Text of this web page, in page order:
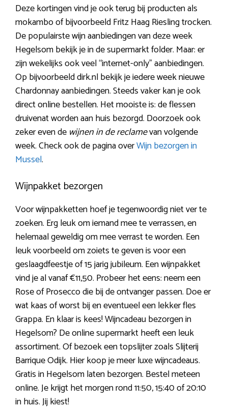
Deze kortingen vind je ook terug bij producten als
mokambo of bijvoorbeeld Fritz Haag Riesling trocken.
De populairste wijn aanbiedingen van deze week
Hegelsom bekijk je in de supermarkt folder. Maar: er
zijn wekelijks ook veel “internet-only” aanbiedingen.
Op bijvoorbeeld dirk.nl bekijk je iedere week nieuwe
Chardonnay aanbiedingen. Steeds vaker kan je ook
direct online bestellen. Het mooiste is: de flessen
druivenat worden aan huis bezorgd. Doorzoek ook
zeker even de wijnen in de reclamevan volgende
week. Check ook de pagina overWijn bezorgen in
Mussel.
Wijnpakket bezorgen
Voor wijnpakketten hoef je tegenwoordig niet ver te
zoeken. Erg leuk om iemand mee te verrassen, en
helemaal geweldig om mee verrast te worden. Een
leuk voorbeeld om zoiets te geven is voor een
geslaagdfeestje of 15 jarig jubileum. Een wijnpakket
vind je al vanaf €11,50. Probeer het eens: neem een
Rose of Prosecco die bij de ontvanger passen. Doe er
wat kaas of worst bij en eventueel een lekker fles
Grappa. En klaar is kees! Wijncadeau bezorgen in
Hegelsom? De online supermarkt heeft een leuk
assortiment. Of bezoek een topslijter zoals Slijterij
Barrique Odijk. Hier koop je meer luxe wijncadeaus.
Gratis in Hegelsom laten bezorgen. Bestel meteen
online. Je krijgt het morgen rond 11:50, 15:40 of 20:10
in huis. Jij kiest!